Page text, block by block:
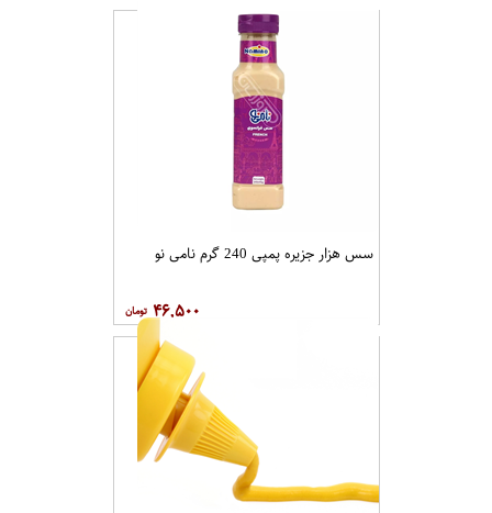
سس هزار جزیره پمپی 240 گرم نامی نو
۴۶,۵۰۰